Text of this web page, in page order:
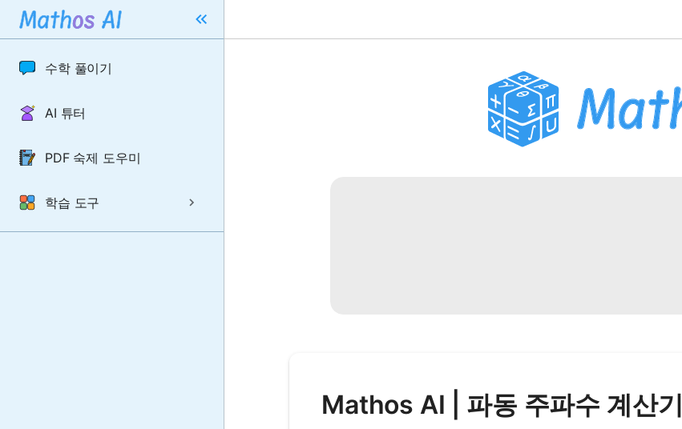
수학 풀이기
AI 튜터
PDF 숙제 도우미
학습 도구
Mathos AI | 파동 주파수 계산기